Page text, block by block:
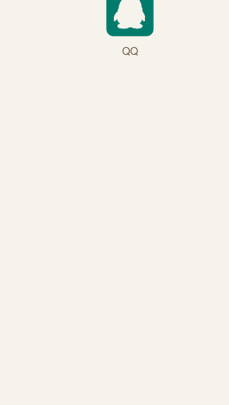
QQ